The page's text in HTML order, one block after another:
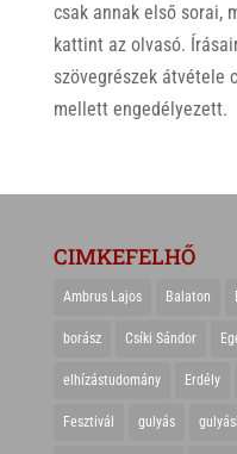
csak annak első sorai,
kattint az olvasó.
szövegrészek átvétele
mellett engedélyezett.
CIMKEFELHŐ
Ambrus Lajos Balaton
borász Csíki Sándor
elhízástudomány Erdély
Fesztivál gulyás